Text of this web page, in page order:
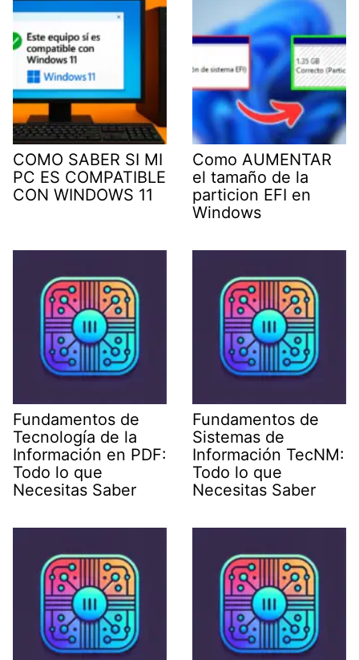
COMO SABER SI MI
PC ES COMPATIBLE
CON WINDOWS 11
Como AUMENTAR
el tamaño de la
particion EFI en
Windows
Fundamentos de
Tecnología de la
Información en PDF:
Todo lo que
Necesitas Saber
Fundamentos de
Sistemas de
Información TecNM:
Todo lo que
Necesitas Saber